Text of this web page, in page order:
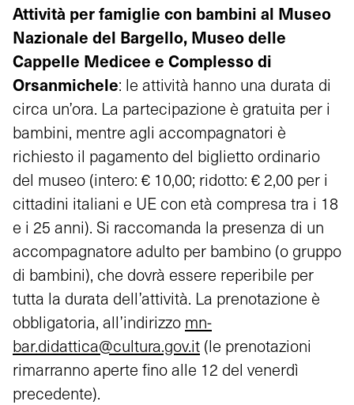
Attività per famiglie con bambini al Museo
Nazionale del Bargello, Museo delle
Cappelle Medicee e Complesso di
Orsanmichele: le attività hanno una durata di
circa un’ora. La partecipazione è gratuita per i
bambini, mentre agli accompagnatori è
richiesto il pagamento del biglietto ordinario
del museo (intero: € 10,00; ridotto: € 2,00 per i
cittadini italiani e UE con età compresa tra i 18
e i 25 anni). Si raccomanda la presenza di un
accompagnatore adulto per bambino (o gruppo
di bambini), che dovrà essere reperibile per
tutta la durata dell’attività. La prenotazione è
obbligatoria, all’indirizzo mn-
bar.didattica@cultura.gov.it (le prenotazioni
rimarranno aperte fino alle 12 del venerdì
precedente).